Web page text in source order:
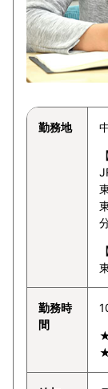
勤務地
勤務時
間